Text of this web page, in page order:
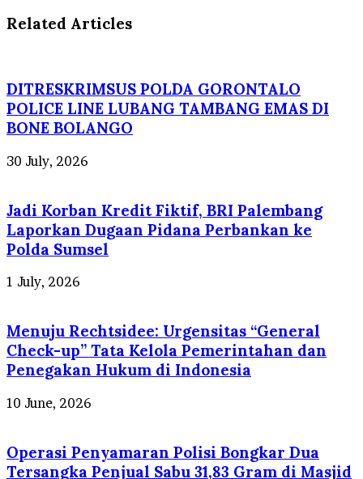
Related Articles
DITRESKRIMSUS POLDA GORONTALO
POLICE LINE LUBANG TAMBANG EMAS DI
BONE BOLANGO
30 July, 2026
Jadi Korban Kredit Fiktif, BRI Palembang
Laporkan Dugaan Pidana Perbankan ke
Polda Sumsel
1 July, 2026
Menuju Rechtsidee: Urgensitas “General
Check-up” Tata Kelola Pemerintahan dan
Penegakan Hukum di Indonesia
10 June, 2026
Operasi Penyamaran Polisi Bongkar Dua
Tersangka Penjual Sabu 31,83 Gram di Masjid